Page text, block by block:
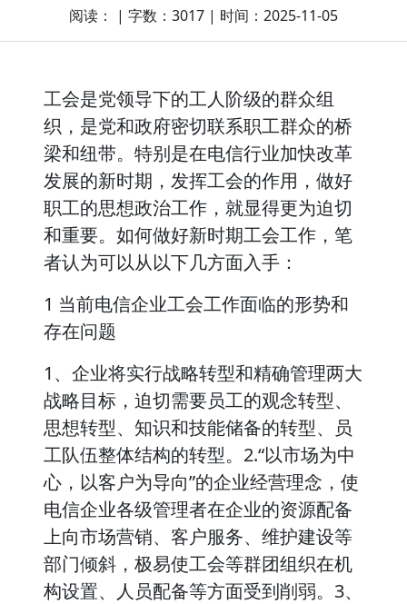
阅读： | 字数：3017 | 时间：2025-11-05
工会是党领导下的工人阶级的群众组
织，是党和政府密切联系职工群众的桥
梁和纽带。特别是在电信行业加快改革
发展的新时期，发挥工会的作用，做好
职工的思想政治工作，就显得更为迫切
和重要。如何做好新时期工会工作，笔
者认为可以从以下几方面入手：
1 当前电信企业工会工作面临的形势和
存在问题
1、企业将实行战略转型和精确管理两大
战略目标，迫切需要员工的观念转型、
思想转型、知识和技能储备的转型、员
工队伍整体结构的转型。2.“以市场为中
心，以客户为导向”的企业经营理念，使
电信企业各级管理者在企业的资源配备
上向市场营销、客户服务、维护建设等
部门倾斜，极易使工会等群团组织在机
构设置、人员配备等方面受到削弱。3、